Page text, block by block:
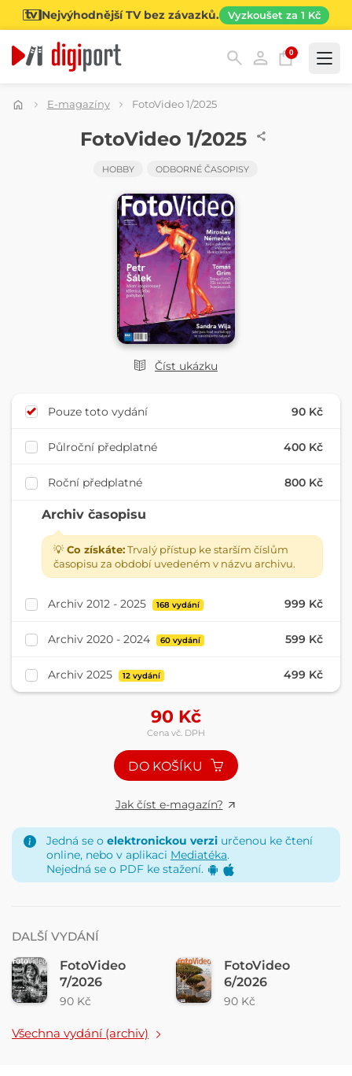
Nejvýhodnější TV bez závazků. Vyzkoušet za 1 Kč
0
Kategorie
E-magazíny FotoVideo 1/2025
Číst ukázku
FotoVideo 1/2025
HOBBY ODBORNÉ ČASOPISY
Pouze toto vydání 90 Kč
Půlroční předplatné 400 Kč
Roční předplatné 800 Kč
Archiv časopisu
💡 Co získáte:Trvalý přístup ke starším číslům
časopisu za období uvedeném v názvu archivu.
Archiv 2012 - 2025 168 vydání 999 Kč
Archiv 2020 - 2024 60 vydání 599 Kč
Archiv 2025 12 vydání 499 Kč
90 Kč
Cena vč. DPH
DO KOŠÍKU
Jak číst e-magazín?
Jedná se o elektronickou verzi určenou ke čtení
online, nebo v aplikaci Mediatéka.
Nejedná se o PDF ke stažení.
DALŠÍ VYDÁNÍ
FotoVideo
7/2026
90 Kč
FotoVideo
6/2026
90 Kč
Všechna vydání (archiv)